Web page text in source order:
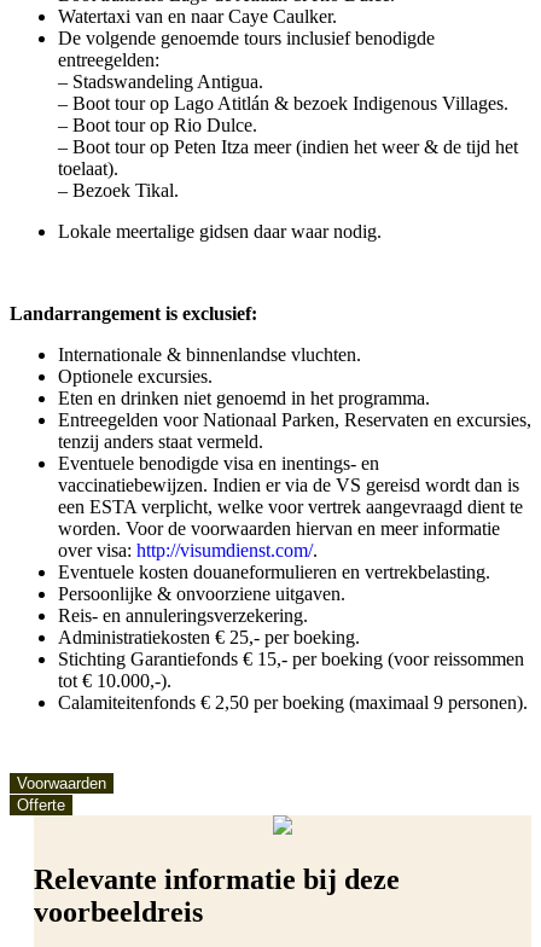
Watertaxi van en naar Caye Caulker.
De volgende genoemde tours inclusief benodigde
entreegelden:
– Stadswandeling Antigua.
– Boot tour op Lago Atitlán & bezoek Indigenous Villages.
– Boot tour op Rio Dulce.
– Boot tour op Peten Itza meer (indien het weer & de tijd het
toelaat).
– Bezoek Tikal.
Lokale meertalige gidsen daar waar nodig.
Landarrangement is exclusief:
Internationale & binnenlandse vluchten.
Optionele excursies.
Eten en drinken niet genoemd in het programma.
Entreegelden voor Nationaal Parken, Reservaten en excursies,
tenzij anders staat vermeld.
Eventuele benodigde visa en inentings- en
vaccinatiebewijzen. Indien er via de VS gereisd wordt dan is
een ESTA verplicht, welke voor vertrek aangevraagd dient te
worden. Voor de voorwaarden hiervan en meer informatie
over visa: http://visumdienst.com/.
Eventuele kosten douaneformulieren en vertrekbelasting.
Persoonlijke & onvoorziene uitgaven.
Reis- en annuleringsverzekering.
Administratiekosten € 25,- per boeking.
Stichting Garantiefonds € 15,- per boeking (voor reissommen
tot € 10.000,-).
Calamiteitenfonds € 2,50 per boeking (maximaal 9 personen).
Voorwaarden
Offerte
Relevante informatie bij deze
voorbeeldreis